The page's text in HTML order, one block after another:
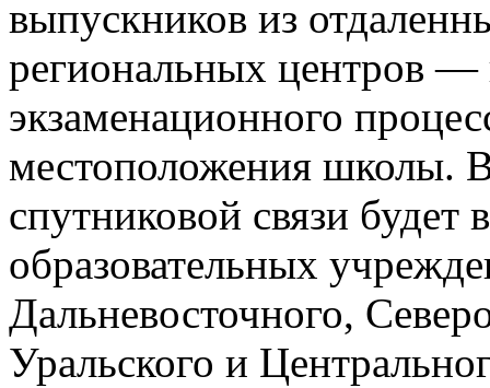
выпускников из
региональных центров —
экзаменационного
местоположения школы.
спутниковой связи будет
образовательных
Дальневосточного,
Уральского и